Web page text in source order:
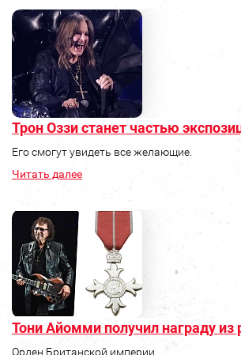
Трон Оззи станет частью
Его смогут увидеть все желающие.
Читать далее
Тони Айомми получил награду из
Орден Британской империи.